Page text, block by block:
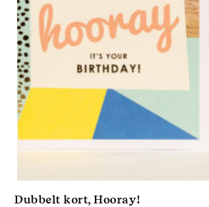
Dubbelt kort, Hooray!